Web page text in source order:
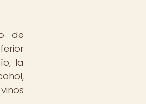
de
la